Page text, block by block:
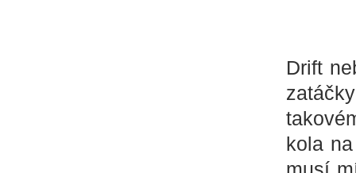
Drift
kola